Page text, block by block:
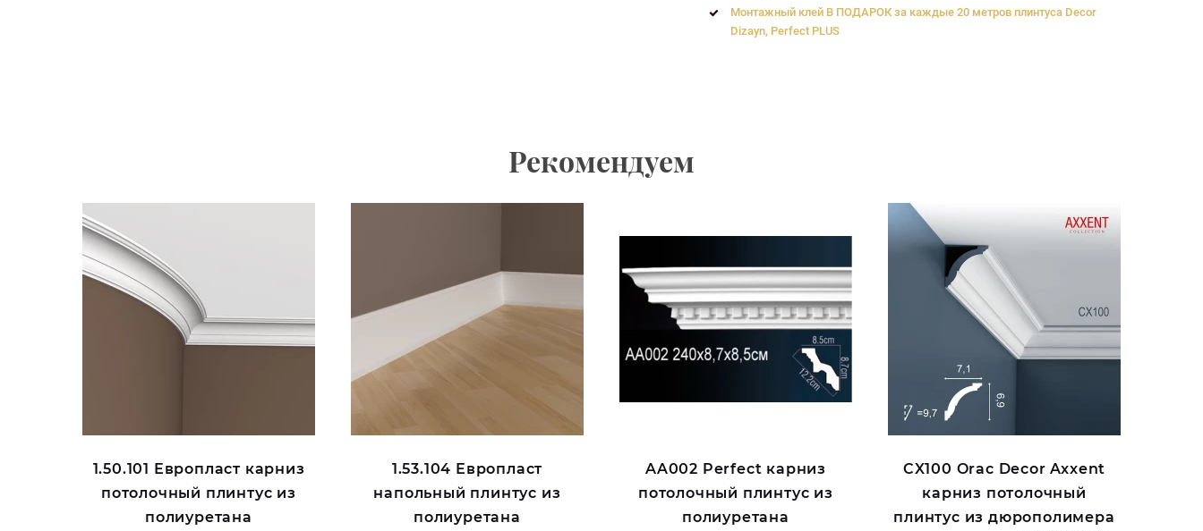
Монтажный клей В ПОДАРОК за каждые 20 метров плинтуса Decor
Dizayn, Perfect PLUS
Рекомендуем
1.50.101 Европласт карниз
потолочный плинтус из
полиуретана
1.53.104 Европласт
напольный плинтус из
полиуретана
AA002 Perfect карниз
потолочный плинтус из
полиуретана
CX100 Orac Decor Axxent
карниз потолочный
плинтус из дюрополимера